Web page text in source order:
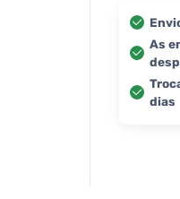
As
dias